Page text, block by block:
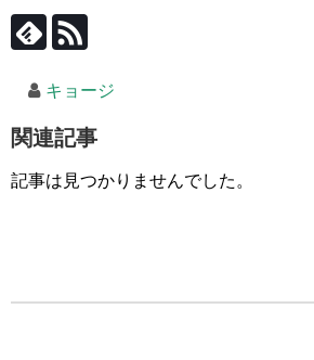
キョージ
関連記事
記事は見つかりませんでした。